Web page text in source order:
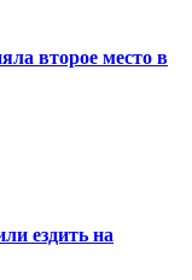
второе место в
ездить на